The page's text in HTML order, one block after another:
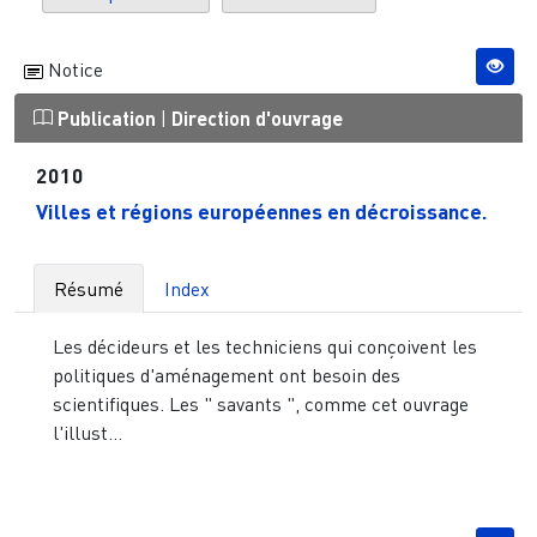
Notice
Publication | Direction d'ouvrage
2010
Villes et régions européennes en décroissance.
Résumé Index
Les décideurs et les techniciens qui conçoivent les
politiques d'aménagement ont besoin des
scientifiques. Les " savants ", comme cet ouvrage
l'illust...